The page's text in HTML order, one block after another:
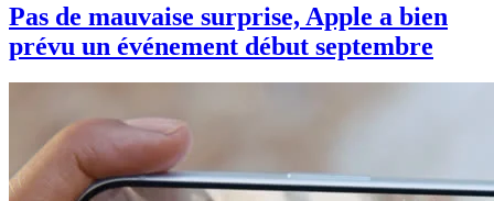
Pas de mauvaise surprise, Apple a bien
prévu un événement début septembre